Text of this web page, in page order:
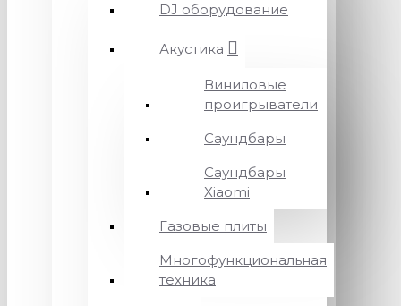
DJ оборудование
Акустика
Виниловые
проигрыватели
Саундбары
Саундбары
Xiaomi
Газовые плиты
Многофункциональная
техника